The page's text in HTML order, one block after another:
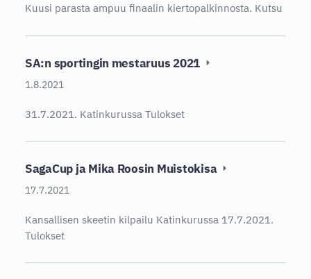
Kuusi parasta ampuu finaalin kiertopalkinnosta. Kutsu
SA:n sportingin mestaruus 2021
1.8.2021
31.7.2021. Katinkurussa Tulokset
SagaCup ja Mika Roosin Muistokisa
17.7.2021
Kansallisen skeetin kilpailu Katinkurussa 17.7.2021.
Tulokset